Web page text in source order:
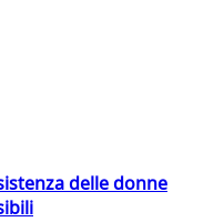
delle donne